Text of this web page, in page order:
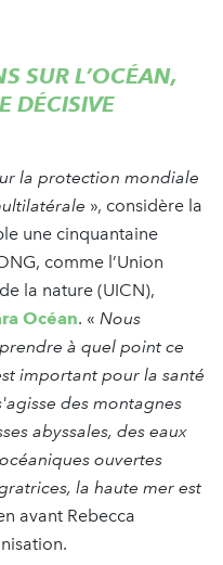
SUR L’OCÉAN,
DÉCISIVE
la protection mondiale
», considère la
une cinquantaine
comme l’Union
la nature (UICN),
Océan. « Nous
à quel point ce
important pour la santé
des montagnes
abyssales, des eaux
ouvertes
la haute mer est
avant Rebecca